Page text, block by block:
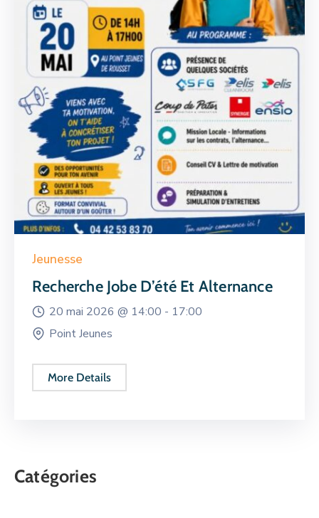
Jeunesse
Recherche Jobe D’été Et Alternance
20 mai 2026 @ 14:00 - 17:00
Point Jeunes
More Details
Catégories